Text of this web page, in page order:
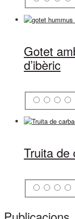
Gotet
d’ibèric
Truita de